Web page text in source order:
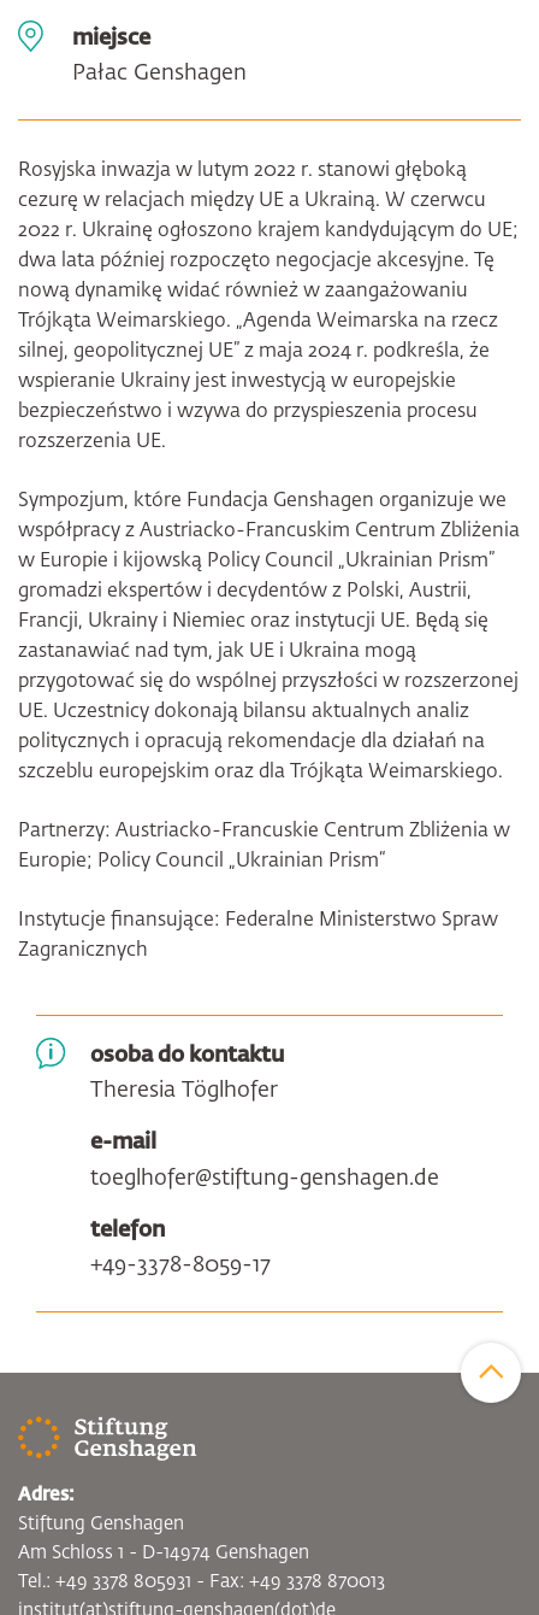
miejsce
Pałac Genshagen
Rosyjska inwazja w lutym 2022 r. stanowi głęboką
cezurę w relacjach między UE a Ukrainą. W czerwcu
2022 r. Ukrainę ogłoszono krajem kandydującym do UE;
dwa lata później rozpoczęto negocjacje akcesyjne. Tę
nową dynamikę widać również w zaangażowaniu
Trójkąta Weimarskiego. „Agenda Weimarska na rzecz
silnej, geopolitycznej UE” z maja 2024 r. podkreśla, że
wspieranie Ukrainy jest inwestycją w europejskie
bezpieczeństwo i wzywa do przyspieszenia procesu
rozszerzenia UE.
Sympozjum, które Fundacja Genshagen organizuje we
współpracy z Austriacko-Francuskim Centrum Zbliżenia
w Europie i kijowską Policy Council „Ukrainian Prism”
gromadzi ekspertów i decydentów z Polski, Austrii,
Francji, Ukrainy i Niemiec oraz instytucji UE. Będą się
zastanawiać nad tym, jak UE i Ukraina mogą
przygotować się do wspólnej przyszłości w rozszerzonej
UE. Uczestnicy dokonają bilansu aktualnych analiz
politycznych i opracują rekomendacje dla działań na
szczeblu europejskim oraz dla Trójkąta Weimarskiego.
Partnerzy: Austriacko-Francuskie Centrum Zbliżenia w
Europie; Policy Council „Ukrainian Prism“
Instytucje finansujące: Federalne Ministerstwo Spraw
Zagranicznych
osoba do kontaktu
Theresia Töglhofer
e-mail
toeglhofer@stiftung-genshagen.de
telefon
+49-3378-8059-17
Adres:
Stiftung Genshagen
Am Schloss 1 - D-14974 Genshagen
Tel.: +49 3378 805931 - Fax: +49 3378 870013
institut(at)stiftung-genshagen(dot)de